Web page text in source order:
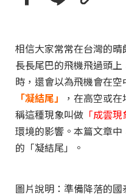
相信大家常常在台灣的
長長尾巴的飛機飛過頭
時，還會以為飛機會在
「凝結尾」
，在高空或
稱這種現象叫做 「成雲現
環境的影響。本篇文章
的 「凝結尾」 。
圖片說明：準備降落的